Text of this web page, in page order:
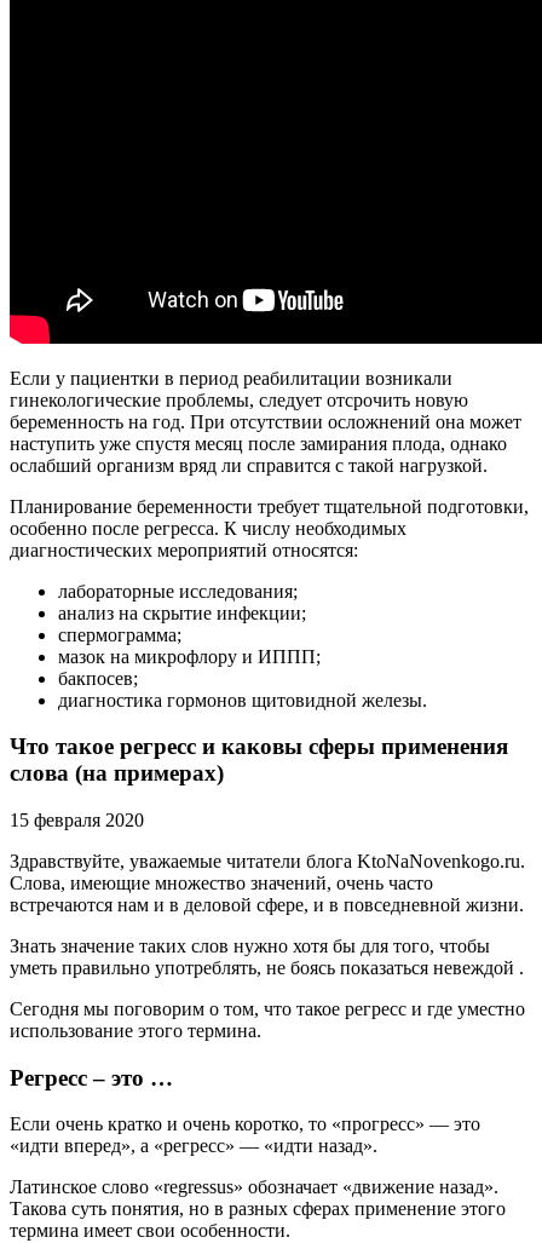
Если у пациентки в период реабилитации возникали
гинекологические проблемы, следует отсрочить новую
беременность на год. При отсутствии осложнений она может
наступить уже спустя месяц после замирания плода, однако
ослабший организм вряд ли справится с такой нагрузкой.
Планирование беременности требует тщательной подготовки,
особенно после регресса. К числу необходимых
диагностических мероприятий относятся:
лабораторные исследования;
анализ на скрытие инфекции;
спермограмма;
мазок на микрофлору и ИППП;
бакпосев;
диагностика гормонов щитовидной железы.
Что такое регресс и каковы сферы применения
слова (на примерах)
15 февраля 2020
Здравствуйте, уважаемые читатели блога KtoNaNovenkogo.ru.
Слова, имеющие множество значений, очень часто
встречаются нам и в деловой сфере, и в повседневной жизни.
Знать значение таких слов нужно хотя бы для того, чтобы
уметь правильно употреблять, не боясь показаться невеждой .
Сегодня мы поговорим о том, что такое регресс и где уместно
использование этого термина.
Регресс – это …
Если очень кратко и очень коротко, то «прогресс» — это
«идти вперед», а «регресс» — «идти назад».
Латинское слово «regressus» обозначает «движение назад».
Такова суть понятия, но в разных сферах применение этого
термина имеет свои особенности.